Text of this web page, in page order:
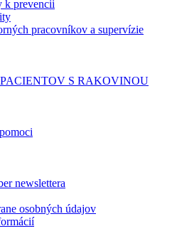
k prevencii
pracovníkov a supervízie
S RAKOVINOU
newslettera
osobných údajov